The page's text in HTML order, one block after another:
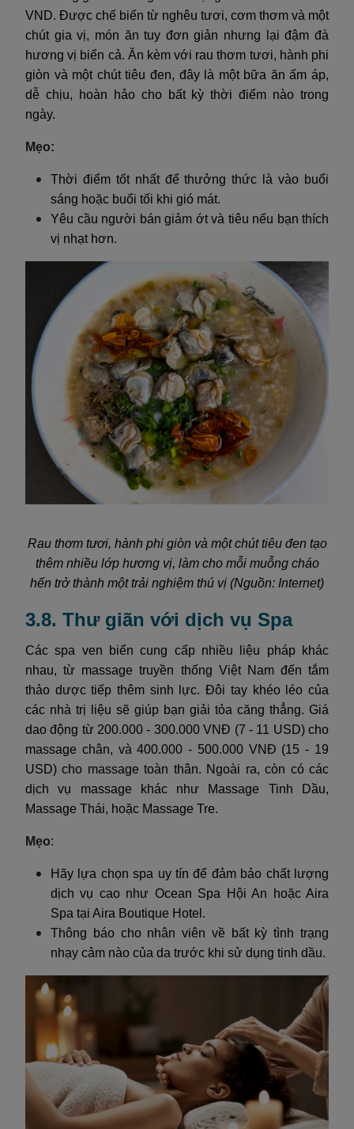
VND. Được chế biến từ nghêu tươi, cơm thơm và một
chút gia vị, món ăn tuy đơn giản nhưng lại đậm đà
hương vị biển cả. Ăn kèm với rau thơm tươi, hành phi
giòn và một chút tiêu đen, đây là một bữa ăn ấm áp,
dễ chịu, hoàn hảo cho bất kỳ thời điểm nào trong
ngày.
Mẹo:
Thời điểm tốt nhất để thưởng thức là vào buổi
sáng hoặc buổi tối khi gió mát.
Yêu cầu người bán giảm ớt và tiêu nếu bạn thích
vị nhạt hơn.
Rau thơm tươi, hành phi giòn và một chút tiêu đen tạo
thêm nhiều lớp hương vị, làm cho mỗi muỗng cháo
hến trở thành một trải nghiệm thú vị (Nguồn: Internet)
3.8. Thư giãn với dịch vụ Spa
Các spa ven biển cung cấp nhiều liệu pháp khác
nhau, từ massage truyền thống Việt Nam đến tắm
thảo dược tiếp thêm sinh lực. Đôi tay khéo léo của
các nhà trị liệu sẽ giúp bạn giải tỏa căng thẳng. Giá
dao động từ 200.000 - 300.000 VNĐ (7 - 11 USD) cho
massage chân, và 400.000 - 500.000 VNĐ (15 - 19
USD) cho massage toàn thân. Ngoài ra, còn có các
dịch vụ massage khác như Massage Tinh Dầu,
Massage Thái, hoặc Massage Tre.
Mẹo:
Hãy lựa chọn spa uy tín để đảm bảo chất lượng
dịch vụ cao như Ocean Spa Hội An hoặc Aira
Spa tại Aira Boutique Hotel.
Thông báo cho nhân viên về bất kỳ tình trạng
nhạy cảm nào của da trước khi sử dụng tinh dầu.